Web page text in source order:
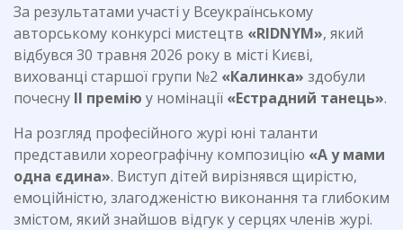
За результатами участі у Всеукраїнському
авторському конкурсі мистецтв «RIDNYM», який
відбувся 30 травня 2026 року в місті Києві,
вихованці старшої групи №2 «Калинка» здобули
почесну ІІ премію у номінації «Естрадний танець».
На розгляд професійного журі юні таланти
представили хореографічну композицію «А у мами
одна єдина». Виступ дітей вирізнявся щирістю,
емоційністю, злагодженістю виконання та глибоким
змістом, який знайшов відгук у серцях членів журі.